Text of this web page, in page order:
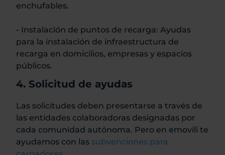
enchufables.
- Instalación de puntos de recarga: Ayudas
para la instalación de infraestructura de
recarga en domicilios, empresas y espacios
públicos.
4. Solicitud de ayudas
Las solicitudes deben presentarse a través de
las entidades colaboradoras designadas por
cada comunidad autónoma. Pero en emovili te
ayudamos con las subvenciones para